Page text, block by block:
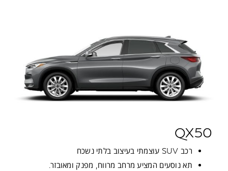
QX50
רכב SUV עוצמתי בעיצוב בלתי נשכח
תא נוסעים המציע מרחב מרווח, מפנק ומאובזר.